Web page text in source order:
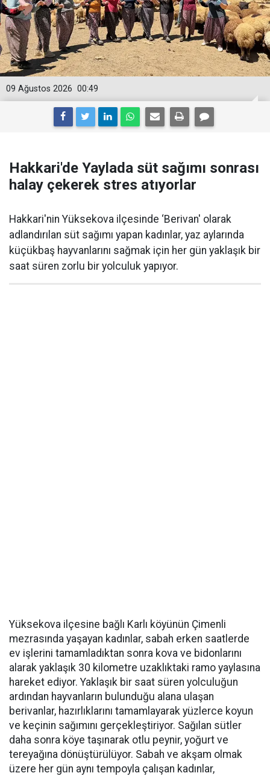
00:49
09 Ağustos 2026
Hakkari'de Yaylada süt sağımı sonrası
halay çekerek stres atıyorlar
Hakkari'nin Yüksekova ilçesinde ‘Berivan' olarak
adlandırılan süt sağımı yapan kadınlar, yaz aylarında
küçükbaş hayvanlarını sağmak için her gün yaklaşık bir
saat süren zorlu bir yolculuk yapıyor.
Yüksekova ilçesine bağlı Karlı köyünün Çimenli
mezrasında yaşayan kadınlar, sabah erken saatlerde
ev işlerini tamamladıktan sonra kova ve bidonlarını
alarak yaklaşık 30 kilometre uzaklıktaki ramo yaylasına
hareket ediyor. Yaklaşık bir saat süren yolculuğun
ardından hayvanların bulunduğu alana ulaşan
berivanlar, hazırlıklarını tamamlayarak yüzlerce koyun
ve keçinin sağımını gerçekleştiriyor. Sağılan sütler
daha sonra köye taşınarak otlu peynir, yoğurt ve
tereyağına dönüştürülüyor. Sabah ve akşam olmak
üzere her gün aynı tempoyla çalışan kadınlar,